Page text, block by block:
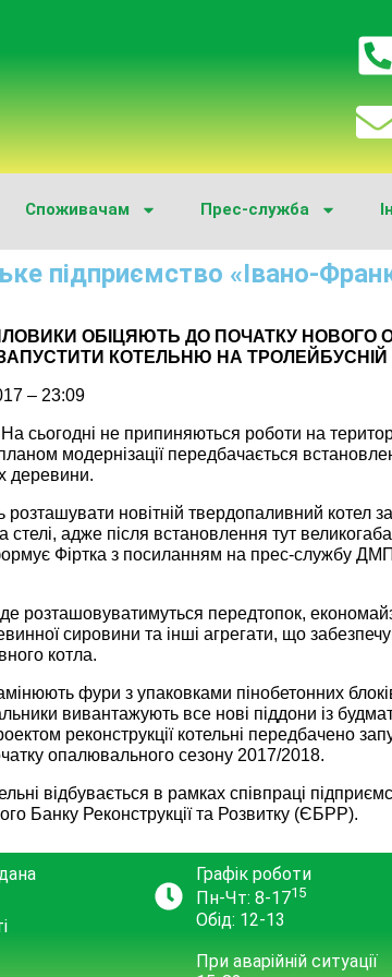
Споживачам Прес-служба
підприємство «Івано-
ОБІЦЯЮТЬ ДО ПОЧАТКУ
КОТЕЛЬНЮ НА ТРОЛЕЙБУСНІЙ
– 23:09
На сьогодні не припиняються роботи на
модернізації передбачається
деревини.
новітній твердопаливний котел
стелі, адже після встановлення тут
Фіртка з посиланням на прес-службу
розташовуватимуться передтопок,
сировини та інші агрегати, що
котла.
фури з упаковками пінобетонних
вивантажують все нові піддони із
реконструкції котельні передбачено
опалювального сезону 2017/2018.
відбувається в рамках співпраці
Банку Реконструкції та Розвитку (ЄБРР).
Графік роботи
Пн-Чт: 8-1715
Обід: 12-13
При аварійній ситуації